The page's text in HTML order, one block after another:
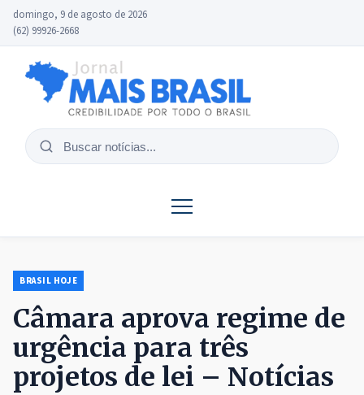
domingo, 9 de agosto de 2026
(62) 99926-2668
Buscar
BRASIL HOJE
Câmara aprova regime de
urgência para três
projetos de lei – Notícias